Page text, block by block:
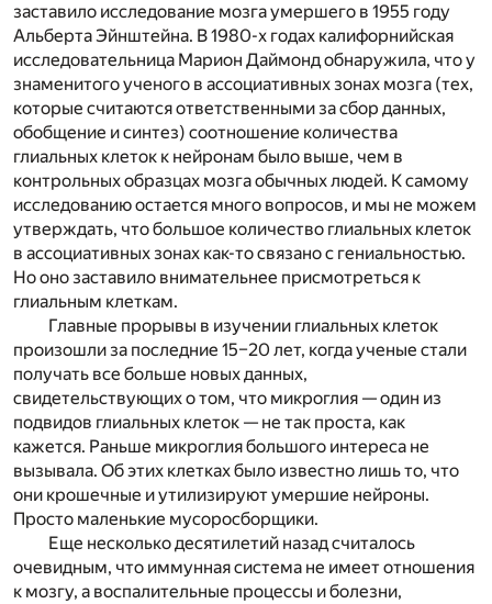
заставило исследование мозга умершего в 1955 году
Альберта Эйнштейна. В 1980-х годах калифорнийская
исследовательница Марион Даймонд обнаружила, что у
знаменитого ученого в ассоциативных зонах мозга (тех,
которые считаются ответственными за сбор данных,
обобщение и синтез) соотношение количества
глиальных клеток к нейронам было выше, чем в
контрольных образцах мозга обычных людей. К самому
исследованию остается много вопросов, и мы не можем
утверждать, что большое количество глиальных клеток
в ассоциативных зонах как-то связано с гениальностью.
Но оно заставило внимательнее присмотреться к
глиальным клеткам.
Главные прорывы в изучении глиальных клеток
произошли за последние 15–20 лет, когда ученые стали
получать все больше новых данных,
свидетельствующих о том, что микроглия — один из
подвидов глиальных клеток — не так проста, как
кажется. Раньше микроглия большого интереса не
вызывала. Об этих клетках было известно лишь то, что
они крошечные и утилизируют умершие нейроны.
Просто маленькие мусоросборщики.
Еще несколько десятилетий назад считалось
очевидным, что иммунная система не имеет отношения
к мозгу, а воспалительные процессы и болезни,